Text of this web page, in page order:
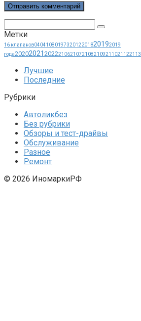
Метки
16 клапанов0404108019732012201820192019
года20202021 20222106210721082109211021122113
Лучшие
Последние
Рубрики
Автоликбез
Без рубрики
Обзоры и тест-драйвы
Обслуживание
Разное
Ремонт
© 2026 ИномаркиРФ